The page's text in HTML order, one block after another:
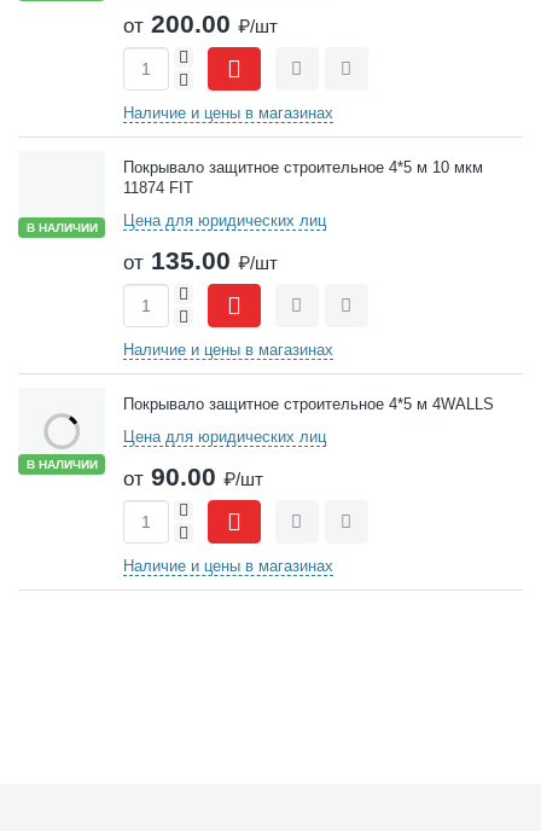
от 200.00 ₽/шт
-
+
СравнитьОтложить
Наличие и цены в магазинах
В НАЛИЧИИ
Покрывало защитное строительное 4*5 м 10 мкм
11874 FIT
Цена для юридических лиц
от 135.00 ₽/шт
-
+
СравнитьОтложить
Наличие и цены в магазинах
В НАЛИЧИИ
Покрывало защитное строительное 4*5 м 4WALLS
Цена для юридических лиц
от 90.00 ₽/шт
-
+
СравнитьОтложить
Наличие и цены в магазинах